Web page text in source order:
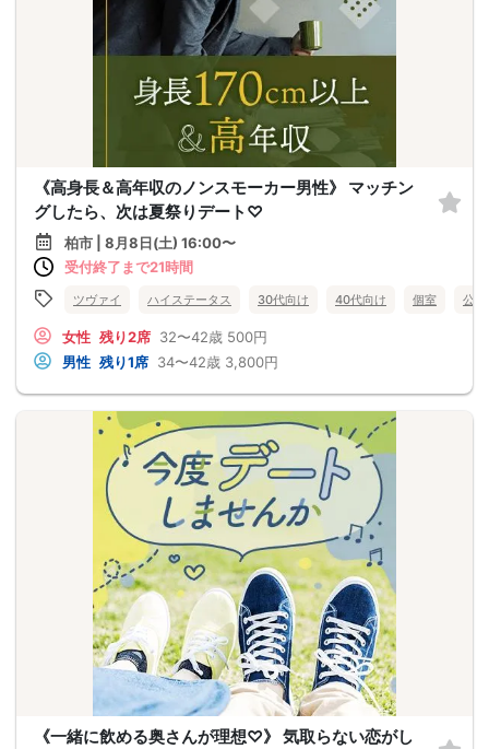
《高身長＆高年収のノンスモーカー男性》 マッチン
グしたら、次は夏祭りデート♡
柏市 | 8月8日(土) 16:00〜
受付終了まで21時間
ツヴァイ ハイステータス 30代向け 40代向け 個室 公
女性 残り2席 32〜42歳 500円
男性 残り1席 34〜42歳 3,800円
《一緒に飲める奥さんが理想♡》 気取らない恋がし